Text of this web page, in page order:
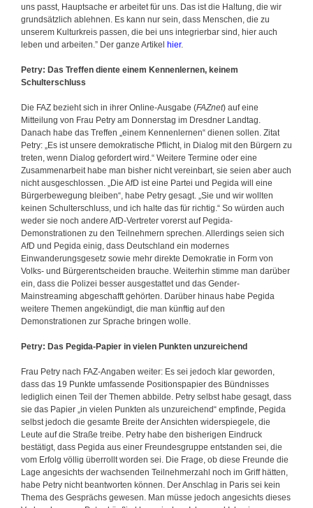
uns passt, Hauptsache er arbeitet für uns. Das ist die Haltung, die wir
grundsätzlich ablehnen. Es kann nur sein, dass Menschen, die zu
unserem Kulturkreis passen, die bei uns integrierbar sind, hier auch
leben und arbeiten.” Der ganze Artikel hier.
Petry: Das Treffen diente einem Kennenlernen, keinem
Schulterschluss
Die FAZ bezieht sich in ihrer Online-Ausgabe (FAZnet) auf eine
Mitteilung von Frau Petry am Donnerstag im Dresdner Landtag.
Danach habe das Treffen „einem Kennenlernen“ dienen sollen. Zitat
Petry: „Es ist unsere demokratische Pflicht, in Dialog mit den Bürgern zu
treten, wenn Dialog gefordert wird.“ Weitere Termine oder eine
Zusammenarbeit habe man bisher nicht vereinbart, sie seien aber auch
nicht ausgeschlossen. „Die AfD ist eine Partei und Pegida will eine
Bürgerbewegung bleiben“, habe Petry gesagt. „Sie und wir wollten
keinen Schulterschluss, und ich halte das für richtig.“ So würden auch
weder sie noch andere AfD-Vertreter vorerst auf Pegida-
Demonstrationen zu den Teilnehmern sprechen. Allerdings seien sich
AfD und Pegida einig, dass Deutschland ein modernes
Einwanderungsgesetz sowie mehr direkte Demokratie in Form von
Volks- und Bürgerentscheiden brauche. Weiterhin stimme man darüber
ein, dass die Polizei besser ausgestattet und das Gender-
Mainstreaming abgeschafft gehörten. Darüber hinaus habe Pegida
weitere Themen angekündigt, die man künftig auf den
Demonstrationen zur Sprache bringen wolle.
Petry: Das Pegida-Papier in vielen Punkten unzureichend
Frau Petry nach FAZ-Angaben weiter: Es sei jedoch klar geworden,
dass das 19 Punkte umfassende Positionspapier des Bündnisses
lediglich einen Teil der Themen abbilde. Petry selbst habe gesagt, dass
sie das Papier „in vielen Punkten als unzureichend“ empfinde, Pegida
selbst jedoch die gesamte Breite der Ansichten widerspiegele, die
Leute auf die Straße treibe. Petry habe den bisherigen Eindruck
bestätigt, dass Pegida aus einer Freundesgruppe entstanden sei, die
vom Erfolg völlig überrollt worden sei. Die Frage, ob diese Freunde die
Lage angesichts der wachsenden Teilnehmerzahl noch im Griff hätten,
habe Petry nicht beantworten können. Der Anschlag in Paris sei kein
Thema des Gesprächs gewesen. Man müsse jedoch angesichts dieses